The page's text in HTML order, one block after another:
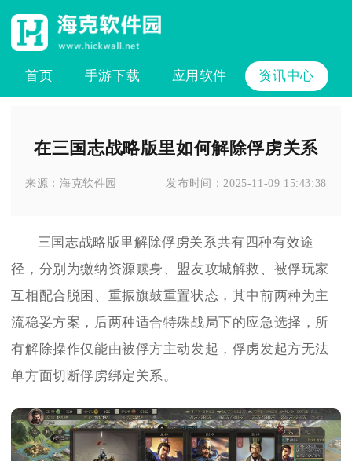
首页 手游下载 应用软件 资讯中心
在三国志战略版里如何解除俘虏关系
来源：海克软件园 发布时间：2025-11-09 15:43:38
三国志战略版里解除俘虏关系共有四种有效途
径，分别为缴纳资源赎身、盟友攻城解救、被俘玩家
互相配合脱困、重振旗鼓重置状态，其中前两种为主
流稳妥方案，后两种适合特殊战局下的应急选择，所
有解除操作仅能由被俘方主动发起，俘虏发起方无法
单方面切断俘虏绑定关系。